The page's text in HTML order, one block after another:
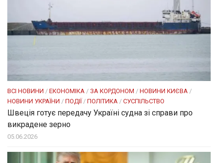
ВСІ НОВИНИ / ЕКОНОМІКА / ЗА КОРДОНОМ / НОВИНИ КИЄВА /
НОВИНИ УКРАЇНИ / ПОДІЇ / ПОЛІТИКА / СУСПІЛЬСТВО
Швеція готує передачу Україні судна зі справи про
викрадене зерно
05.06.2026